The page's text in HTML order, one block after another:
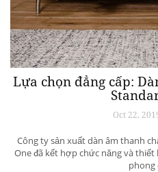
Lựa chọn đẳng cấp:
Oct 22,
Công ty sản xuất dàn âm thanh
One đã kết hợp chức năng và
phong